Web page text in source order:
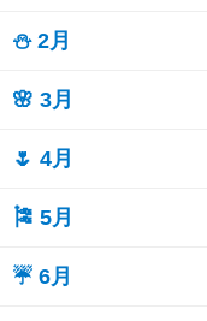
⛄ 2月
🌸 3月
🌷 4月
🎏 5月
☔ 6月